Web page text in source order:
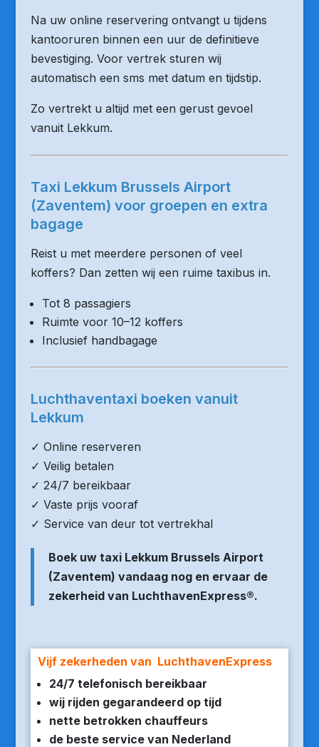
Na uw online reservering ontvangt u tijdens
kantooruren binnen een uur de definitieve
bevestiging. Voor vertrek sturen wij
automatisch een sms met datum en tijdstip.
Zo vertrekt u altijd met een gerust gevoel
vanuit Lekkum.
Taxi Lekkum Brussels Airport
(Zaventem) voor groepen en extra
bagage
Reist u met meerdere personen of veel
koffers? Dan zetten wij een ruime taxibus in.
Tot 8 passagiers
Ruimte voor 10–12 koffers
Inclusief handbagage
Luchthaventaxi boeken vanuit
Lekkum
✓ Online reserveren
✓ Veilig betalen
✓ 24/7 bereikbaar
✓ Vaste prijs vooraf
✓ Service van deur tot vertrekhal
Boek uw taxi Lekkum Brussels Airport
(Zaventem) vandaag nog en ervaar de
zekerheid van LuchthavenExpress®.
Vijf zekerheden van LuchthavenExpress
24/7 telefonisch bereikbaar
wij rijden gegarandeerd op tijd
nette betrokken chauffeurs
de beste service van Nederland